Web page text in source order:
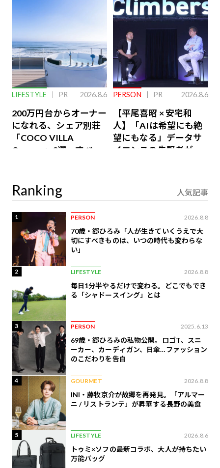
LIFESTYLE PR 2026.8.6
200万円台からオーナー
になれる、シェア別荘
「COCO VILLA
Owners」3選。すべて
PERSON PR 2026.8.6
【平尾喜昭 × 安宅和
人】「AIは希望にも絶
望にもなる」データサ
イエンスの先駆者が語
Ranking 人気記事
1 PERSON 2026.8.8
70歳・郷ひろみ「人が生きていくうえで大
切にすべきものは、いつの時代も変わらな
い」
2 LIFESTYLE 2026.8.8
毎日1分半やるだけで変わる。どこでもでき
る「シャドースイング」とは
3 PERSON 2025.6.13
69歳・郷ひろみの私物公開。ロゴT、スニ
ーカー、カーディガン、日傘…ファッション
のこだわりを告白
4 GOURMET 2026.8.8
INI・藤牧京介が故郷を再発見。「アルマー
ニ / リストランテ」が昇華する長野の美食
5 LIFESTYLE 2026.8.6
トゥミ×ソフの最新コラボ、大人が持ちたい
万能バッグ